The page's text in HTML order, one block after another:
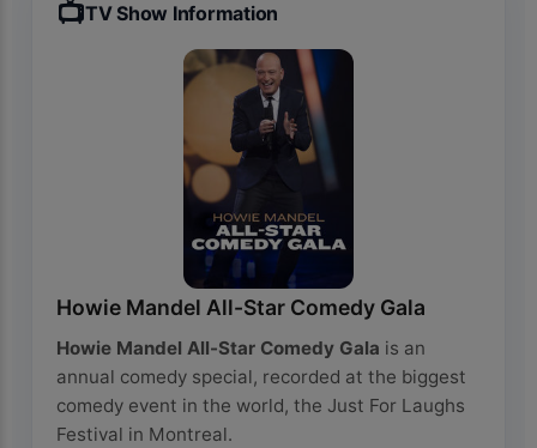
📺TV Show Information
Howie Mandel All-Star Comedy Gala
Howie Mandel All-Star Comedy Gala is an
annual comedy special, recorded at the biggest
comedy event in the world, the Just For Laughs
Festival in Montreal.